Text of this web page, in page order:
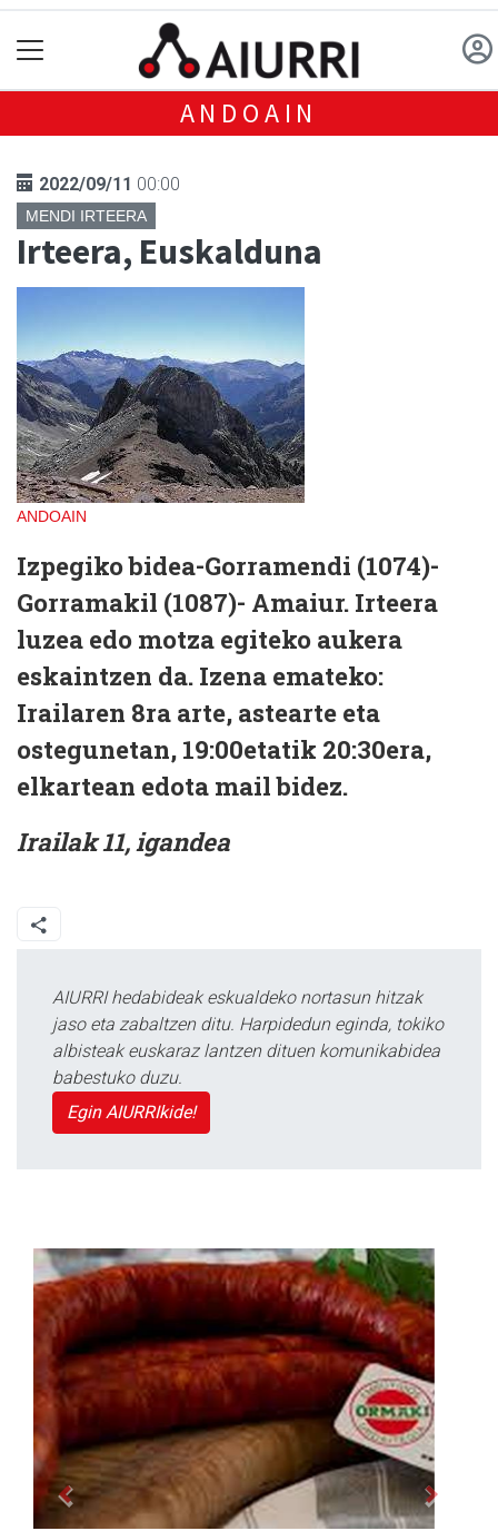
ANDOAIN
2022/09/11 00:00
MENDI IRTEERA
Irteera, Euskalduna
ANDOAIN
Izpegiko bidea-Gorramendi (1074)-
Gorramakil (1087)- Amaiur. Irteera
luzea edo motza egiteko aukera
eskaintzen da. Izena emateko:
Irailaren 8ra arte, astearte eta
ostegunetan, 19:00etatik 20:30era,
elkartean edota mail bidez.
Irailak 11, igandea
AIURRI hedabideak eskualdeko nortasun hitzak
jaso eta zabaltzen ditu. Harpidedun eginda, tokiko
albisteak euskaraz lantzen dituen komunikabidea
babestuko duzu.
Egin AIURRIkide!
Previous Next